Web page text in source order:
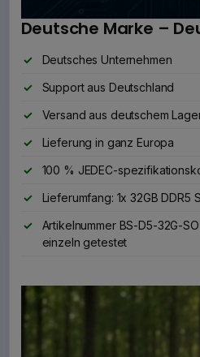
Deutsche Marke –
Deutsches Unternehmen
Support aus Deutschland
Versand aus deutschem
Lieferung in ganz Europa
100 % JEDEC-
Lieferumfang: 1x 32GB DDR5
Artikelnummer BS-D5-32G-
einzeln getestet